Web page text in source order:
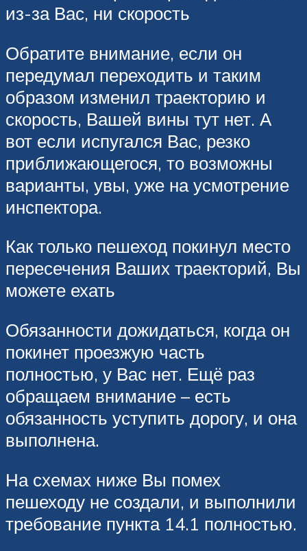
из-за Вас, ни скорость
Обратите внимание, если он
передумал переходить и таким
образом изменил траекторию и
скорость, Вашей вины тут нет. А
вот если испугался Вас, резко
приближающегося, то возможны
варианты, увы, уже на усмотрение
инспектора.
Как только пешеход покинул место
пересечения Ваших траекторий, Вы
можете ехать
Обязанности дожидаться, когда он
покинет проезжую часть
полностью, у Вас нет. Ещё раз
обращаем внимание – есть
обязанность уступить дорогу, и она
выполнена.
На схемах ниже Вы помех
пешеходу не создали, и выполнили
требование пункта 14.1 полностью.